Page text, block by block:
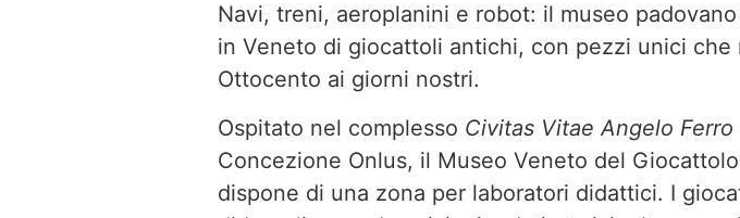
Navi, treni, aeroplanini e robot: il museo
in Veneto di giocattoli antichi, con pezzi unici che
Ottocento ai giorni nostri.
Ospitato nel complesso Civitas Vitae Angelo Ferro
Concezione Onlus, il Museo Veneto del
dispone di una zona per laboratori didattici. I